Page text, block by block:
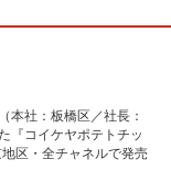
本社：板橋区／社長：
『コイケヤポテトチッ
区・全チャネルで発売